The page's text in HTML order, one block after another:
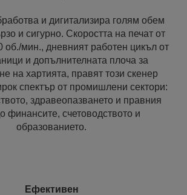
и дигитализира голям обем
и сигурно. Скоростта на печат от
об./мин., дневният работен цикъл от
и допълнителната плоча за
на хартията, правят този скенер
спектър от промишлени сектори:
здравеопазването и правния
финансите, счетоводството и
образованието.
Ефективен